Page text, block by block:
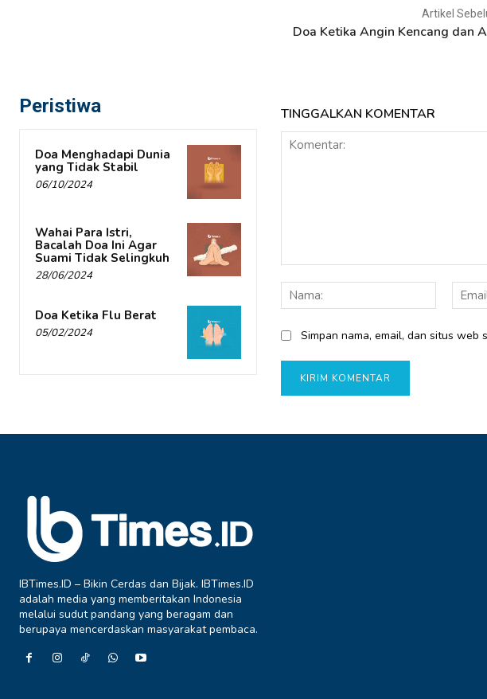
Artikel
Doa Ketika Angin Kencang dan
Peristiwa
Doa Menghadapi Dunia
yang Tidak Stabil
06/10/2024
Wahai Para Istri,
Bacalah Doa Ini Agar
Suami Tidak Selingkuh
28/06/2024
Doa Ketika Flu Berat
05/02/2024
TINGGALKAN KOMENTAR
Nama:
Simpan nama, email, dan situs
IBTimes.ID – Bikin Cerdas dan Bijak. IBTimes.ID
adalah media yang memberitakan Indonesia
melalui sudut pandang yang beragam dan
berupaya mencerdaskan masyarakat pembaca.